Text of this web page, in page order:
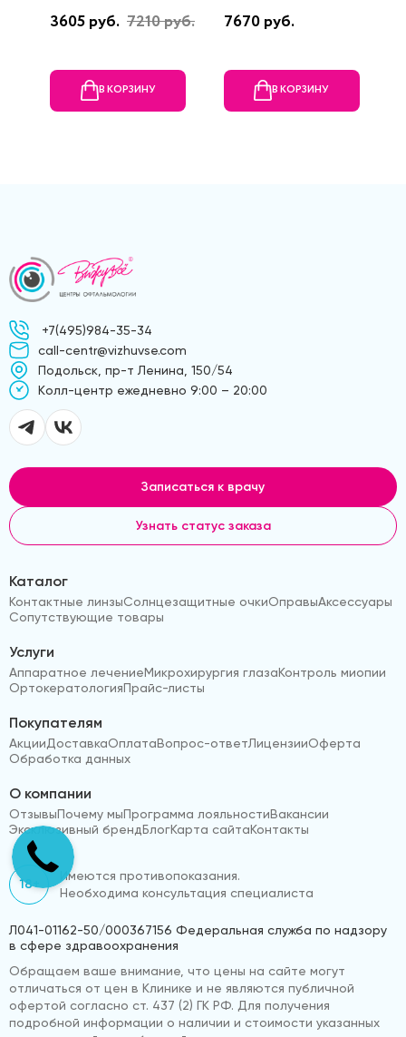
3605 руб. 7210 руб.
В КОРЗИНУ
7670 руб.
В КОРЗИНУ
+7(495)984-35-34
call-centr@vizhuvse.com
Подольск, пр-т Ленина, 150/54
Kолл-центр ежедневно 9:00 – 20:00
Записаться к врачу
Узнать статус заказа
Каталог
Контактные линзыСолнцезащитные очкиОправыАксессуары
Сопутствующие товары
Услуги
Аппаратное лечениеМикрохирургия глазаКонтроль миопии
ОртокератологияПрайс-листы
Покупателям
АкцииДоставкаОплатаВопрос-ответЛицензииОферта
Обработка данных
О компании
ОтзывыПочему мыПрограмма лояльностиВакансии
Эксклюзивный брендБлогКарта сайтаКонтакты
18+
Имеются противопоказания.
Необходима консультация специалиста
Л041-01162-50/000367156 Федеральная служба по надзору
в сфере здравоохранения
Обращаем ваше внимание, что цены на сайте могут
отличаться от цен в Клинике и не являются публичной
офертой согласно ст. 437 (2) ГК РФ. Для получения
подробной информации о наличии и стоимости указанных